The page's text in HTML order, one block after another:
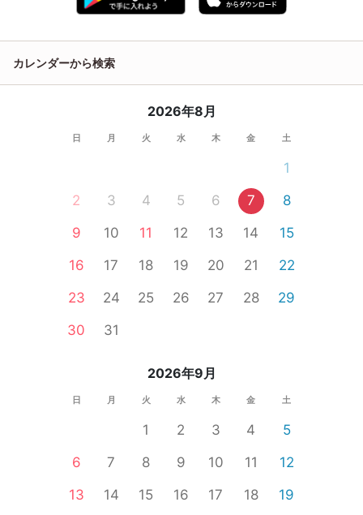
カレンダーから検索
2026年8月
日 月 火 水 木 金 土
1
2
3 4 5 6 7
8
9
10 11 12 13 14
15
16
17 18 19 20 21
22
23
24 25 26 27 28
29
30
31
2026年9月
日 月 火 水 木 金 土
1 2 3 4
5
6
7 8 9 10 11
12
13
14 15 16 17 18
19